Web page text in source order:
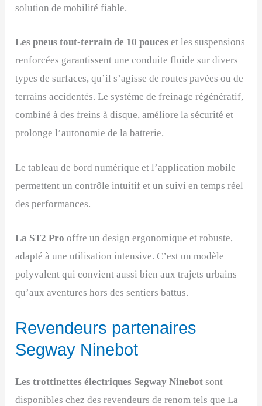
solution de mobilité fiable.
Les pneus tout-terrain de 10 pouces et les suspensions
renforcées garantissent une conduite fluide sur divers
types de surfaces, qu’il s’agisse de routes pavées ou de
terrains accidentés. Le système de freinage régénératif,
combiné à des freins à disque, améliore la sécurité et
prolonge l’autonomie de la batterie.
Le tableau de bord numérique et l’application mobile
permettent un contrôle intuitif et un suivi en temps réel
des performances.
La ST2 Prooffre un design ergonomique et robuste,
adapté à une utilisation intensive. C’est un modèle
polyvalent qui convient aussi bien aux trajets urbains
qu’aux aventures hors des sentiers battus.
Revendeurs partenaires
Segway Ninebot
Les trottinettes électriques Segway Ninebot sont
disponibles chez des revendeurs de renom tels que La